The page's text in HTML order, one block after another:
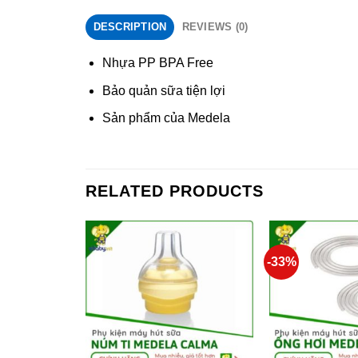
DESCRIPTION REVIEWS (0)
Nhựa PP BPA Free
Bảo quản sữa tiện lợi
Sản phẩm của Medela
RELATED PRODUCTS
-33%